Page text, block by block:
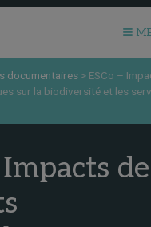
documentaires > ESCo –
sur la biodiversité et les
Impacts